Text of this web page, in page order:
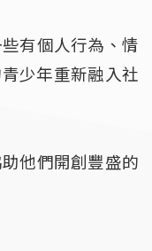
有個人行為、情
少年重新融入社
他們開創豐盛的